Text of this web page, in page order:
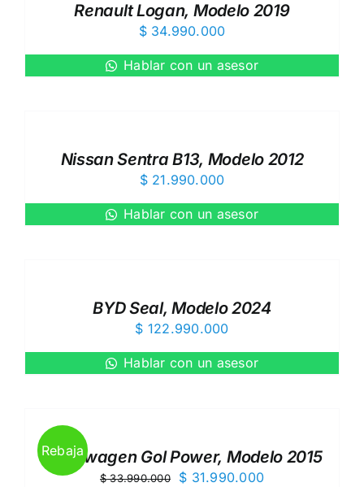
Renault Logan, Modelo 2019
$34.990.000
Hablar con un asesor
Nissan Sentra B13, Modelo 2012
$21.990.000
Hablar con un asesor
BYD Seal, Modelo 2024
$ 122.990.000
Hablar con un asesor
Rebaja
Volkswagen Gol Power, Modelo 2015
$33.990.000
El
$ 31.990.000El